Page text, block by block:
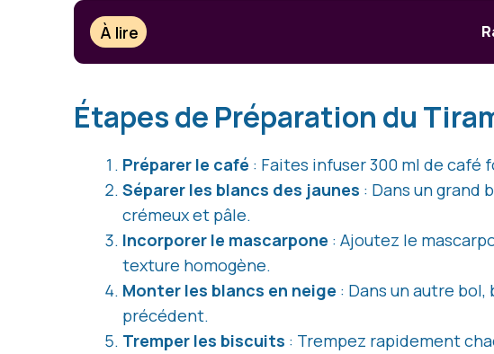
À lire
Étapes de Préparation du
Préparer le café : Faites infuser 300 ml de
Séparer les blancs des jaunes : Dans un grand
crémeux et pâle.
Incorporer le mascarpone : Ajoutez le
texture homogène.
Monter les blancs en neige : Dans un autre
précédent.
Tremper les biscuits : Trempez rapidement